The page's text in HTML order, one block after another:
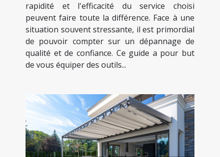
rapidité et l'efficacité du service choisi
peuvent faire toute la différence. Face à une
situation souvent stressante, il est primordial
de pouvoir compter sur un dépannage de
qualité et de confiance. Ce guide a pour but
de vous équiper des outils...